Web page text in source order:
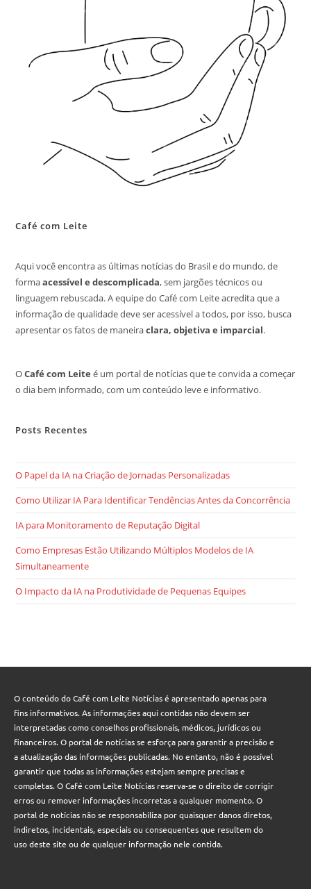
Café com Leite
Aqui você encontra as últimas notícias do Brasil e do mundo, de
formaacessível e descomplicada, sem jargões técnicos ou
linguagem rebuscada. A equipe do Café com Leite acredita que a
informação de qualidade deve ser acessível a todos, por isso, busca
apresentar os fatos de maneiraclara, objetiva e imparcial.
OCafé com Leite é um portal de notícias que te convida a começar
o dia bem informado, com um conteúdo leve e informativo.
Posts Recentes
O Papel da IA na Criação de Jornadas Personalizadas
Como Utilizar IA Para Identificar Tendências Antes da Concorrência
IA para Monitoramento de Reputação Digital
Como Empresas Estão Utilizando Múltiplos Modelos de IA
Simultaneamente
O Impacto da IA na Produtividade de Pequenas Equipes
O conteúdo do Café com Leite Notícias é apresentado apenas para
fins informativos. As informações aqui contidas não devem ser
interpretadas como conselhos profissionais, médicos, jurídicos ou
financeiros. O portal de notícias se esforça para garantir a precisão e
a atualização das informações publicadas. No entanto, não é possível
garantir que todas as informações estejam sempre precisas e
completas. O Café com Leite Notícias reserva-se o direito de corrigir
erros ou remover informações incorretas a qualquer momento. O
portal de notícias não se responsabiliza por quaisquer danos diretos,
indiretos, incidentais, especiais ou consequentes que resultem do
uso deste site ou de qualquer informação nele contida.